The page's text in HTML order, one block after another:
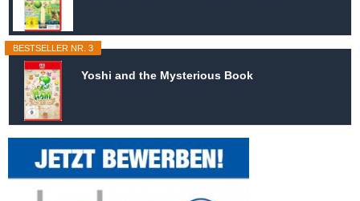
BESTSELLER NR. 3
Yoshi and the Mysterious Book